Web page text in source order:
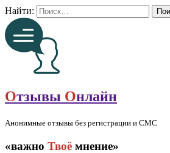
Найти:
Отзывы Онлайн
Анонимные отзывы без регистрации и СМС
«важно Твоё мнение»